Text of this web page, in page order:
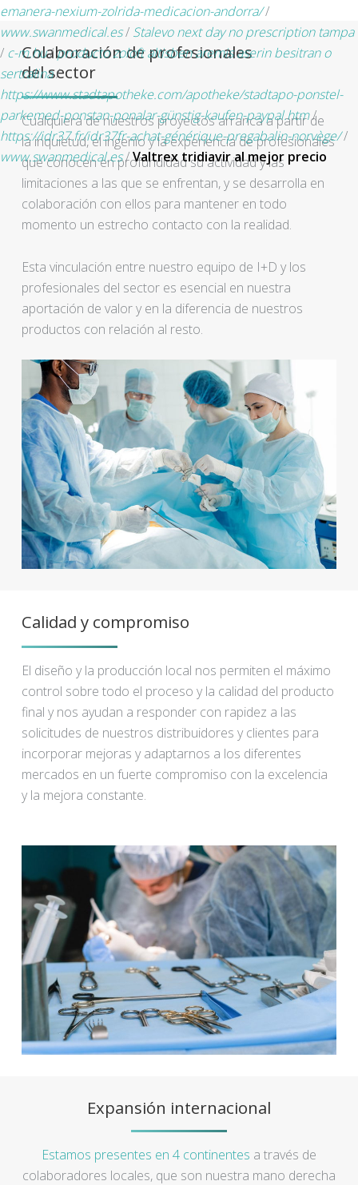
emanera-nexium-zolrida-medicacion-andorra//
www.swanmedical.es/ Stalevo next day no prescription tampa
/ c-m.hu/producto zoloft altisben aremis aserin besitran o
sertralina/
https://www.stadtapotheke.com/apotheke/stadtapo-ponstel-
parkemed-ponstan-ponalar-günstig-kaufen-paypal.htm/
https://idr37.fr/idr37fr-achat-générique-pregabalin-norvège//
www.swanmedical.es/Valtrex tridiavir al mejor precio
Colaboración de profesionales
del sector
Cualquiera de nuestros proyectos arranca a partir de
la inquietud, el ingenio y la experiencia de profesionales
que conocen en profundidad su actividad y las
limitaciones a las que se enfrentan, y se desarrolla en
colaboración con ellos para mantener en todo
momento un estrecho contacto con la realidad.
Esta vinculación entre nuestro equipo de I+D y los
profesionales del sector es esencial en nuestra
aportación de valor y en la diferencia de nuestros
productos con relación al resto.
Calidad y compromiso
El diseño y la producción local nos permiten el máximo
control sobre todo el proceso y la calidad del producto
final y nos ayudan a responder con rapidez a las
solicitudes de nuestros distribuidores y clientes para
incorporar mejoras y adaptarnos a los diferentes
mercados en un fuerte compromiso con la excelencia
y la mejora constante.
Expansión internacional
Estamos presentes en 4 continentes a través de
colaboradores locales, que son nuestra mano derecha